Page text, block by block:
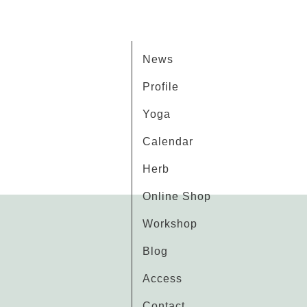
News
Profile
Yoga
Calendar
Herb
Online Shop
Workshop
Blog
Access